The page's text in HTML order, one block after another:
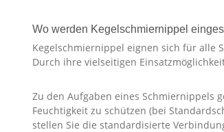
Wo werden Kegelschmiernippel
Kegelschmiernippel eignen sich für alle
Durch ihre vielseitigen
Zu den Aufgaben eines Schmiernippels
Feuchtigkeit zu schützen (bei
stellen Sie die standardisierte